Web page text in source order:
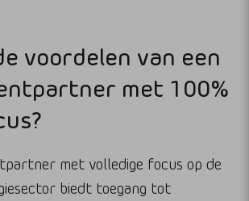
voordelen van een
met 100%
met volledige focus op de
biedt toegang tot